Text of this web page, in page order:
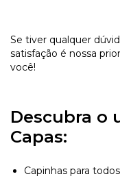
Se tiver qualquer
satisfação é nossa
você!
Descubra o
Capas:
Capinhas para